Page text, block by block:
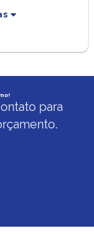
para